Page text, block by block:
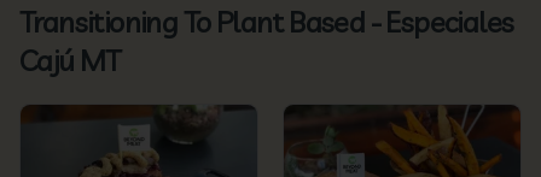
Transitioning To Plant Based - Especiales
Cajú MT